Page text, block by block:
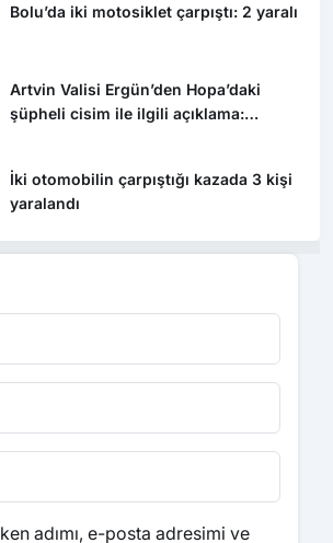
Bolu’da iki motosiklet çarpıştı: 2 yaralı
Artvin Valisi Ergün’den Hopa’daki
şüpheli cisim ile ilgili açıklama:
İki otomobilin çarpıştığı kazada 3 kişi
yaralandı
adımı, e-posta adresimi ve